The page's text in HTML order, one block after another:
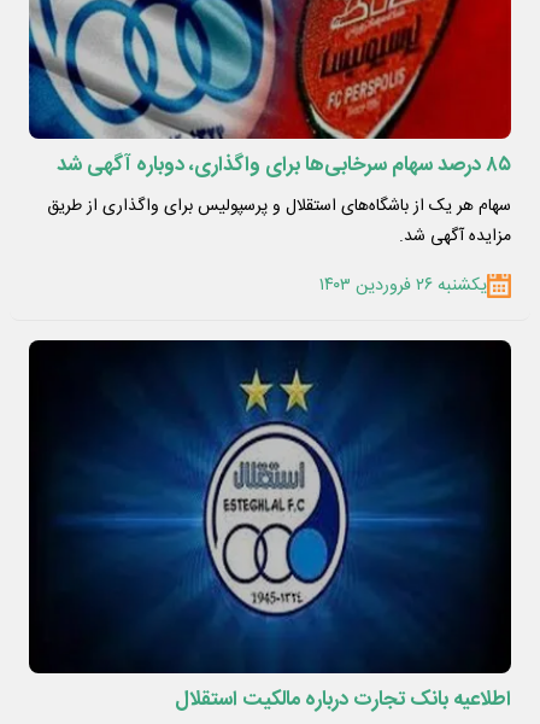
۸۵ درصد سهام سرخابی‌ها برای واگذاری، دوباره آگهی شد
سهام هر یک از باشگاه‌های استقلال و پرسپولیس برای واگذاری از طریق
مزایده آگهی شد.
یکشنبه ۲۶ فروردین ۱۴۰۳
اطلاعیه بانک تجارت درباره مالکیت استقلال